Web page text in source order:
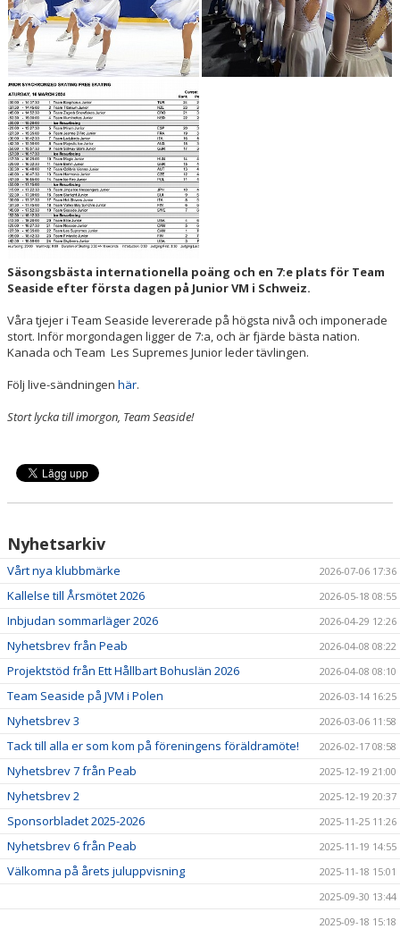
SPONSORER
INTRESSEANMÄLAN TILL VÅRA SYNKROLAG
YOUTUBE-KANAL
Säsongsbästa internationella poäng och en 7:e plats för Team
Seaside efter första dagen på Junior VM i Schweiz.
Våra tjejer i Team Seaside levererade på högsta nivå och imponerade
stort. Inför morgondagen ligger de 7:a, och är fjärde bästa nation.
Kanada och Team Les Supremes Junior leder tävlingen.
Följ live-sändningen här.
Stort lycka till imorgon, Team Seaside!
Nyhetsarkiv
Vårt nya klubbmärke 2026-07-06 17:36
Kallelse till Årsmötet 2026 2026-05-18 08:55
Inbjudan sommarläger 2026 2026-04-29 12:26
Nyhetsbrev från Peab 2026-04-08 08:22
Projektstöd från Ett Hållbart Bohuslän 2026 2026-04-08 08:10
Team Seaside på JVM i Polen 2026-03-14 16:25
Nyhetsbrev 3 2026-03-06 11:58
Tack till alla er som kom på föreningens föräldramöte! 2026-02-17 08:58
Nyhetsbrev 7 från Peab 2025-12-19 21:00
Nyhetsbrev 2 2025-12-19 20:37
Sponsorbladet 2025-2026 2025-11-25 11:26
Nyhetsbrev 6 från Peab 2025-11-19 14:55
Välkomna på årets juluppvisning
2025-11-18 15:01
2025-09-30 13:44
2025-09-18 15:18